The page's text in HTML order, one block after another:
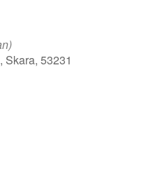
Skara, 53231